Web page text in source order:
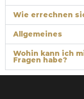
Wie errechnen
Allgemeines
Wohin kann ich
Fragen habe?